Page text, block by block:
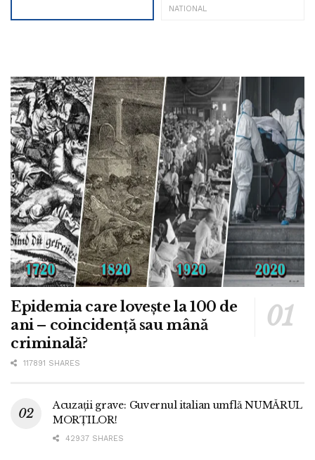
NATIONAL
Epidemia care lovește la 100 de
ani – coincidență sau mână
criminală?
117891 SHARES
Acuzații grave: Guvernul italian umflă NUMĂRUL
MORȚILOR!
42937 SHARES